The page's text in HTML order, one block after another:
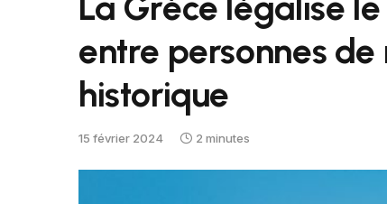
entre personnes
historique
15 février 2024 2 minutes